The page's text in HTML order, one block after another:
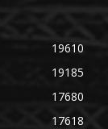
19610
19185
17680
17618